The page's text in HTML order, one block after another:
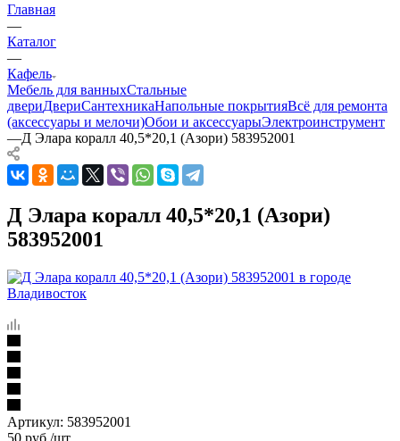
Главная
—
Каталог
—
Кафель
Мебель для ванныхСтальные
двериДвериСантехникаНапольные покрытияВсё для ремонта
(аксессуары и мелочи)Обои и аксессуарыЭлектроинструмент
—Д Элара коралл 40,5*20,1 (Азори) 583952001
Д Элара коралл 40,5*20,1 (Азори)
583952001
Артикул: 583952001
50 руб./шт